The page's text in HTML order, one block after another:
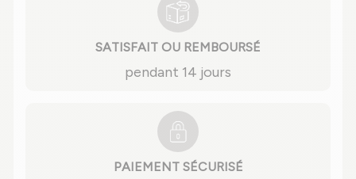
SATISFAIT OU REMBOURSÉ
pendant 14 jours
PAIEMENT SÉCURISÉ